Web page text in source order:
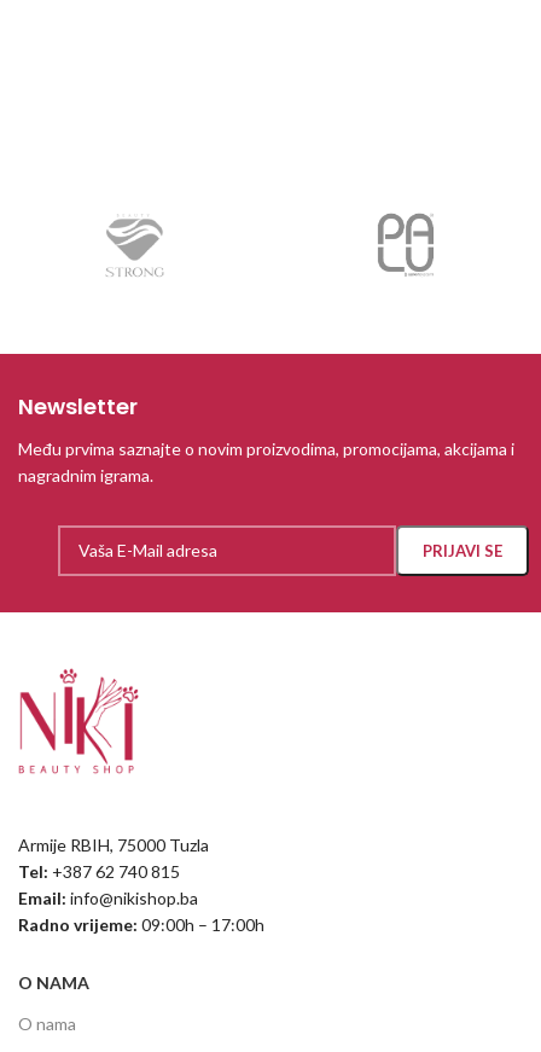
Newsletter
Među prvima saznajte o novim proizvodima, promocijama, akcijama i
nagradnim igrama.
Armije RBIH, 75000 Tuzla
Tel: +387 62 740 815
Email: info@nikishop.ba
Radno vrijeme: 09:00h – 17:00h
O NAMA
O nama